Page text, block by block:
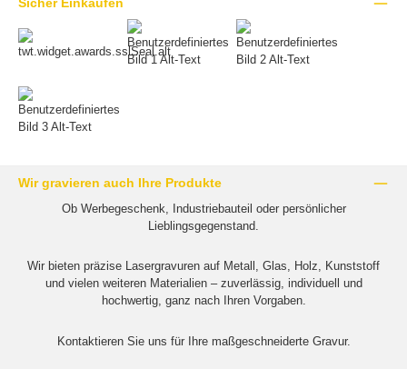
Wir gravieren auch Ihre Produkte
Ob Werbegeschenk, Industriebauteil oder persönlicher
Lieblingsgegenstand.
Wir bieten präzise Lasergravuren auf Metall, Glas, Holz, Kunststoff
und vielen weiteren Materialien – zuverlässig, individuell und
hochwertig, ganz nach Ihren Vorgaben.
Kontaktieren Sie uns für Ihre maßgeschneiderte Gravur.